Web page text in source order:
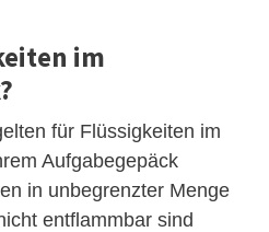
im
für Flüssigkeiten im
Aufgabegepäck
in unbegrenzter Menge
entflammbar sind